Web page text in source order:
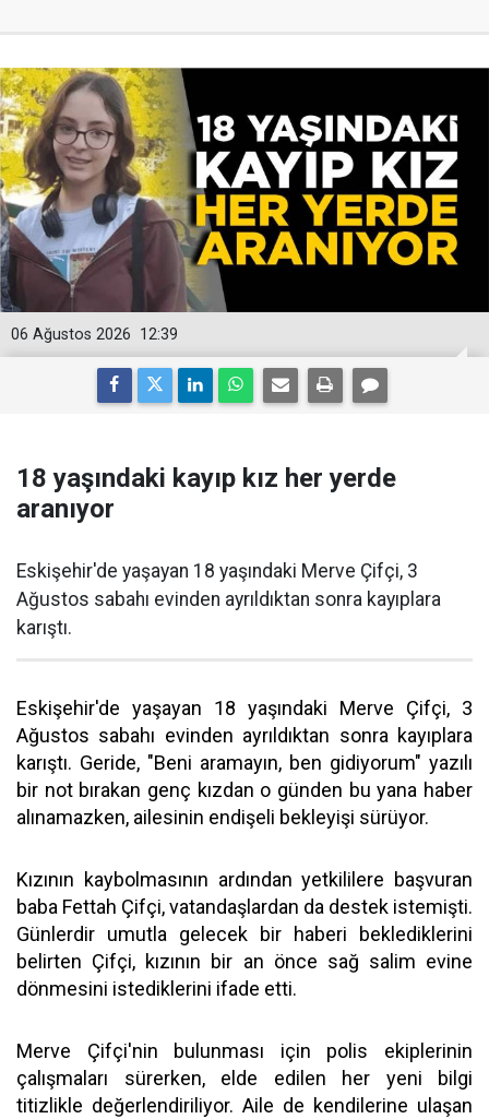
12:39
06 Ağustos 2026
18 yaşındaki kayıp kız her yerde
aranıyor
Eskişehir'de yaşayan 18 yaşındaki Merve Çifçi, 3
Ağustos sabahı evinden ayrıldıktan sonra kayıplara
karıştı.
Eskişehir'de yaşayan 18 yaşındaki Merve Çifçi, 3
Ağustos sabahı evinden ayrıldıktan sonra kayıplara
karıştı. Geride, "Beni aramayın, ben gidiyorum" yazılı
bir not bırakan genç kızdan o günden bu yana haber
alınamazken, ailesinin endişeli bekleyişi sürüyor.
Kızının kaybolmasının ardından yetkililere başvuran
baba Fettah Çifçi, vatandaşlardan da destek istemişti.
Günlerdir umutla gelecek bir haberi beklediklerini
belirten Çifçi, kızının bir an önce sağ salim evine
dönmesini istediklerini ifade etti.
Merve Çifçi'nin bulunması için polis ekiplerinin
çalışmaları sürerken, elde edilen her yeni bilgi
titizlikle değerlendiriliyor. Aile de kendilerine ulaşan